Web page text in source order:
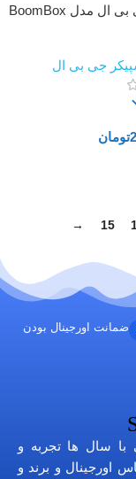
اسپیکر جی بی ال مدل BoomBox
جی بی ال
تومان
15
→
ضمانت اورجینال بودن
سال ها تجربه و
اورجینال و برند و